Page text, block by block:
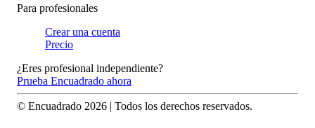
Para profesionales
Crear una cuenta
Precio
¿Eres profesional independiente?
Prueba Encuadrado ahora
© Encuadrado 2026 | Todos los derechos reservados.